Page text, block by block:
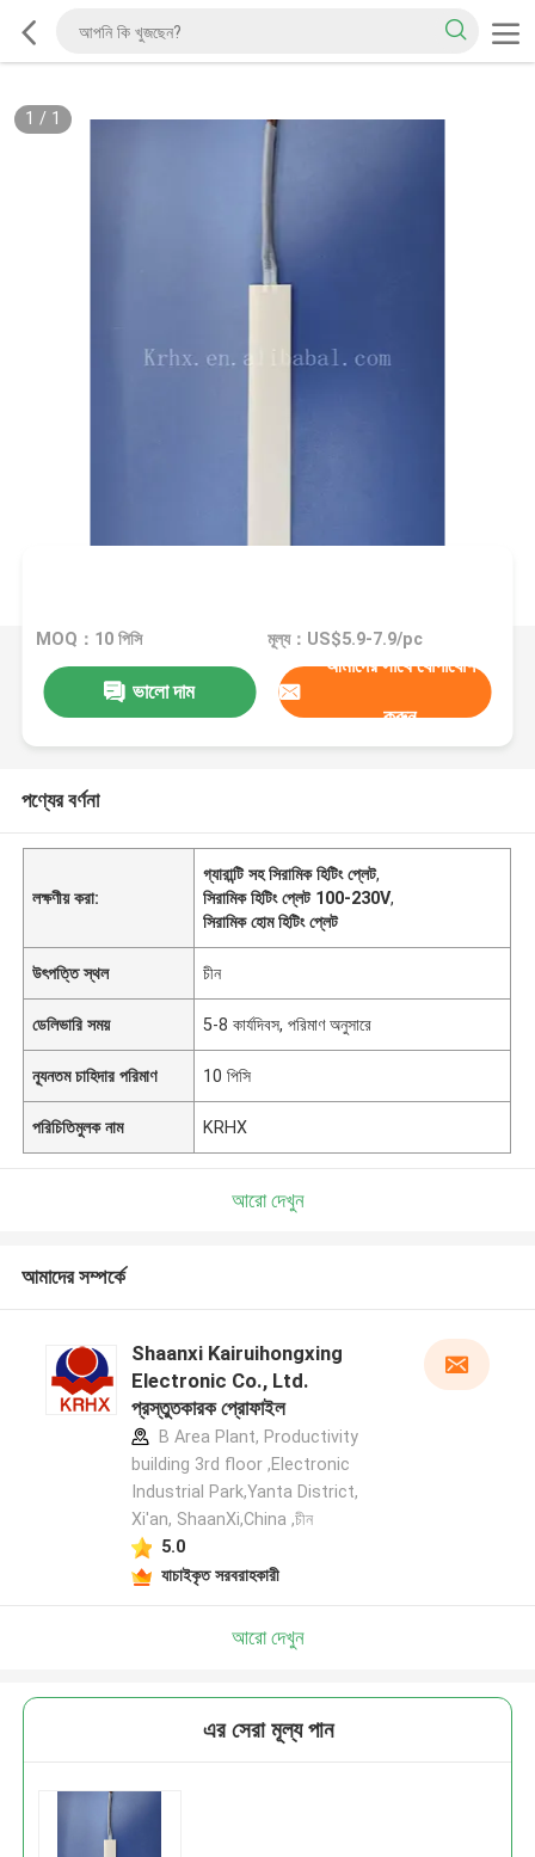
1 / 1
MOQ：10 পিসি মূল্য：US$5.9-7.9/pc
ভালো দাম
আমাদের সাথে যোগাযোগ
করুন
পণ্যের বর্ণনা
লক্ষণীয় করা:
গ্যারান্টি সহ সিরামিক হিটিং প্লেট,
সিরামিক হিটিং প্লেট 100-230V,
সিরামিক হোম হিটিং প্লেট
উৎপত্তি স্থল চীন
ডেলিভারি সময় 5-8 কার্যদিবস, পরিমাণ অনুসারে
ন্যূনতম চাহিদার পরিমাণ 10 পিসি
পরিচিতিমুলক নাম KRHX
আরো দেখুন
আমাদের সম্পর্কে
Shaanxi Kairuihongxing
Electronic Co., Ltd.
প্রস্তুতকারক প্রোফাইল
B Area Plant, Productivity
building 3rd floor ,Electronic
Industrial Park,Yanta District,
Xi'an, ShaanXi,China ,চীন
5.0
যাচাইকৃত সরবরাহকারী
আরো দেখুন
এর সেরা মূল্য পান